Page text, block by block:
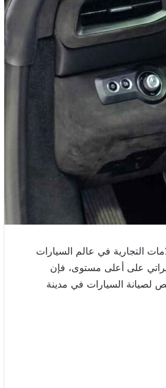
التجارية في عالم السيارات
على أعلى مستوى، فإن
لصيانة السيارات في مدينة